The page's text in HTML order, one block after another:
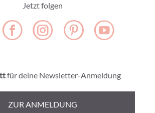
Jetzt folgen
für deine Newsletter-Anmeldung
ZUR ANMELDUNG